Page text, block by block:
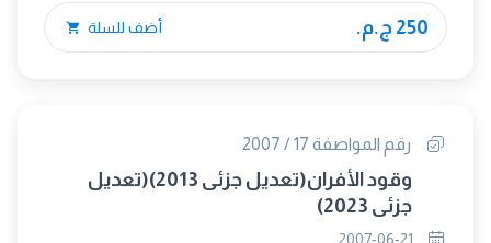
250 ج.م. أضف للسلة
رقم المواصفة 17 / 2007
وقود الأفران(تعديل جزئى 2013)(تعديل
جزئى 2023)